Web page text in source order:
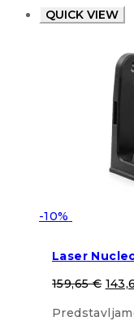
QUICK VIEW
-10%
Laser
159,65€